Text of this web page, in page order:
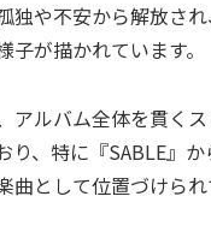
独や不安から解放さ
子が描かれています。
アルバム全体を貫く
り、特に『SABLE』
曲として位置づけられ